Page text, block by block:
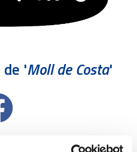
'Moll de Costa'